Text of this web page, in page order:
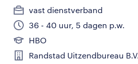
vast dienstverband
36 - 40 uur, 5 dagen p.w.
HBO
Randstad Uitzendbureau B.V.